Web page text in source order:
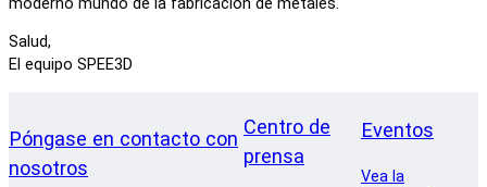
moderno mundo de la fabricación de metales.
Salud,
El equipo SPEE3D
Póngase en contacto con
nosotros
Centro de
prensa
Eventos
Vea la